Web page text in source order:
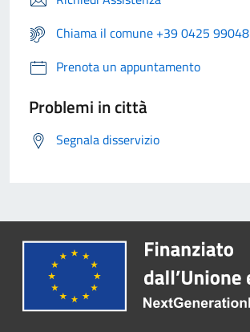
Chiama il comune +39 0425 99048
Prenota un appuntamento
Problemi in città
Segnala disservizio